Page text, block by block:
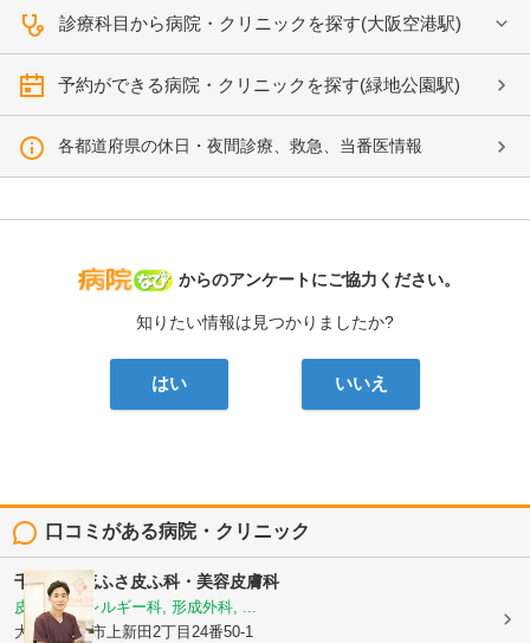
診療科目から病院・クリニックを探す(大阪空港駅)
予約ができる病院・クリニックを探す(緑地公園駅)
各都道府県の休日・夜間診療、救急、当番医情報
病院なび
からのアンケートにご協力ください。
知りたい情報は見つかりましたか?
はい いいえ
口コミがある病院・クリニック
千里中央花ふさ皮ふ科・美容皮膚科
皮膚科, アレルギー科, 形成外科, ...
大阪府豊中市上新田2丁目24番50-1